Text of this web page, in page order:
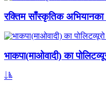
रक्तिम साँस्कृतिक अभियानका
भाकपा(माओवादी) का